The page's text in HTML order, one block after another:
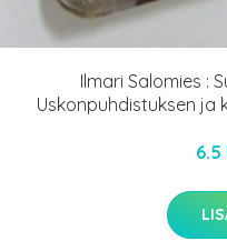
Ilmari Salomies :
Uskonpuhdistuksen ja
6.5